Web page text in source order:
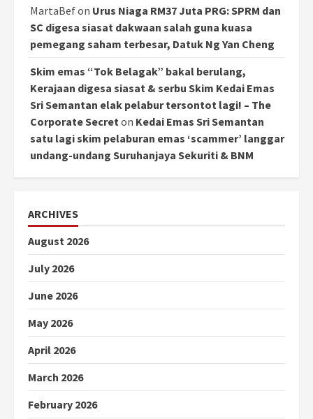
MartaBefon Urus Niaga RM37 Juta PRG: SPRM dan
SC digesa siasat dakwaan salah guna kuasa
pemegang saham terbesar, Datuk Ng Yan Cheng
Skim emas “Tok Belagak” bakal berulang,
Kerajaan digesa siasat & serbu Skim Kedai Emas
Sri Semantan elak pelabur tersontot lagi! – The
Corporate Secreton Kedai Emas Sri Semantan
satu lagi skim pelaburan emas ‘scammer’ langgar
undang-undang Suruhanjaya Sekuriti & BNM
ARCHIVES
August 2026
July 2026
June 2026
May 2026
April 2026
March 2026
February 2026